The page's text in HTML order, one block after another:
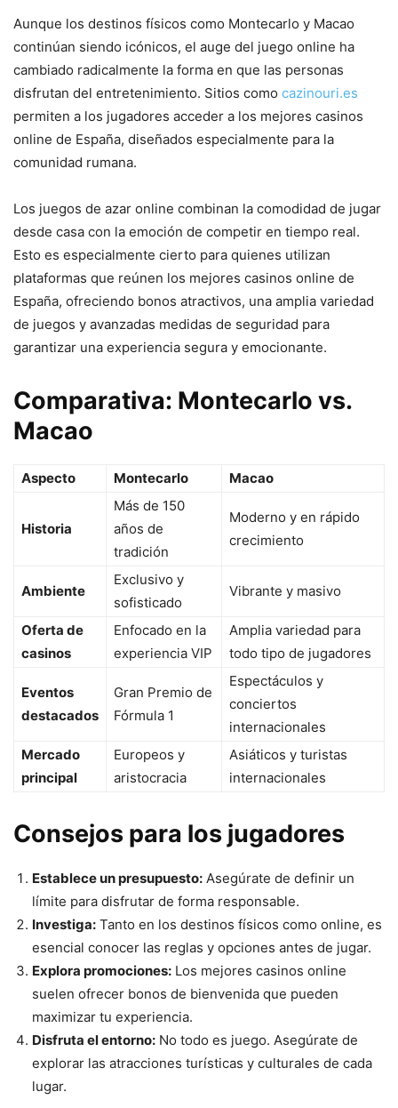
Aunque los destinos físicos como Montecarlo y Macao
continúan siendo icónicos, el auge del juego online ha
cambiado radicalmente la forma en que las personas
disfrutan del entretenimiento. Sitios como cazinouri.es
permiten a los jugadores acceder a los mejores casinos
online de España, diseñados especialmente para la
comunidad rumana.
Los juegos de azar online combinan la comodidad de jugar
desde casa con la emoción de competir en tiempo real.
Esto es especialmente cierto para quienes utilizan
plataformas que reúnen los mejores casinos online de
España, ofreciendo bonos atractivos, una amplia variedad
de juegos y avanzadas medidas de seguridad para
garantizar una experiencia segura y emocionante.
Comparativa: Montecarlo vs.
Macao
Aspecto Montecarlo Macao
Historia
Más de 150
años de
tradición
Moderno y en rápido
crecimiento
Ambiente
Exclusivo y
sofisticado
Vibrante y masivo
Oferta de
casinos
Enfocado en la
experiencia VIP
Amplia variedad para
todo tipo de jugadores
Eventos
destacados
Gran Premio de
Fórmula 1
Espectáculos y
conciertos
internacionales
Mercado
principal
Europeos y
aristocracia
Asiáticos y turistas
internacionales
Consejos para los jugadores
Establece un presupuesto: Asegúrate de definir un
límite para disfrutar de forma responsable.
Investiga: Tanto en los destinos físicos como online, es
esencial conocer las reglas y opciones antes de jugar.
Explora promociones: Los mejores casinos online
suelen ofrecer bonos de bienvenida que pueden
maximizar tu experiencia.
Disfruta el entorno: No todo es juego. Asegúrate de
explorar las atracciones turísticas y culturales de cada
lugar.